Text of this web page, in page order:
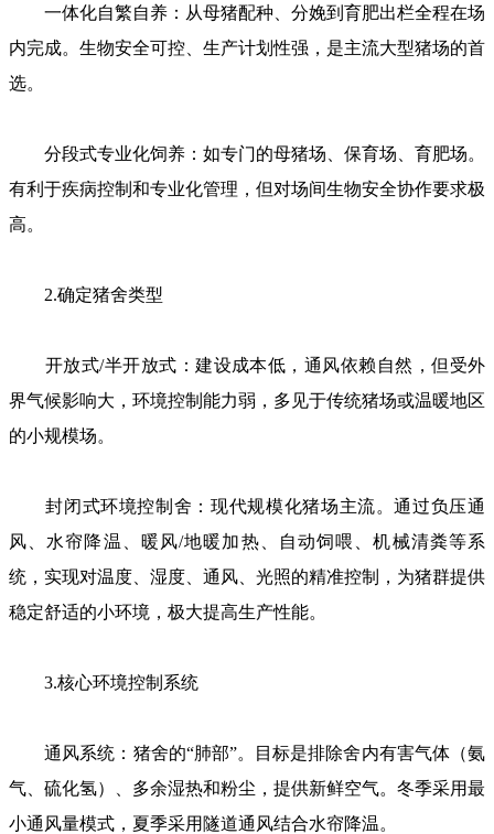
一体化自繁自养：从母猪配种、分娩到育肥出栏全程在场
内完成。生物安全可控、生产计划性强，是主流大型猪场的首
选。
分段式专业化饲养：如专门的母猪场、保育场、育肥场。
有利于疾病控制和专业化管理，但对场间生物安全协作要求极
高。
2.确定猪舍类型
开放式/半开放式：建设成本低，通风依赖自然，但受外
界气候影响大，环境控制能力弱，多见于传统猪场或温暖地区
的小规模场。
封闭式环境控制舍：现代规模化猪场主流。通过负压通
风、水帘降温、暖风/地暖加热、自动饲喂、机械清粪等系
统，实现对温度、湿度、通风、光照的精准控制，为猪群提供
稳定舒适的小环境，极大提高生产性能。
3.核心环境控制系统
通风系统：猪舍的“肺部”。目标是排除舍内有害气体（氨
气、硫化氢）、多余湿热和粉尘，提供新鲜空气。冬季采用最
小通风量模式，夏季采用隧道通风结合水帘降温。